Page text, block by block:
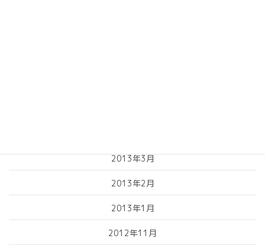
2013年3月
2013年2月
2013年1月
2012年11月